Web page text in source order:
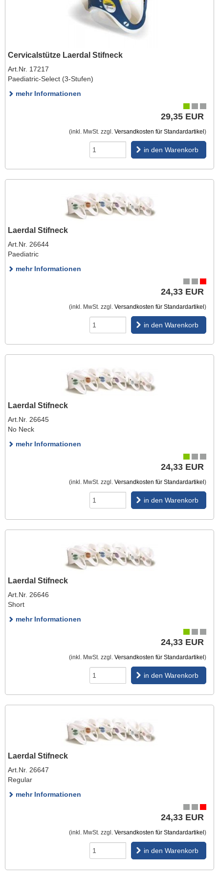
Cervicalstütze Laerdal Stifneck
Art.Nr. 17217
Paediatric-Select (3-Stufen)
mehr Informationen
29,35 EUR
(inkl. MwSt. zzgl. Versandkosten für Standardartikel )
in den Warenkorb
Laerdal Stifneck
Art.Nr. 26644
Paediatric
mehr Informationen
24,33 EUR
(inkl. MwSt. zzgl. Versandkosten für Standardartikel )
in den Warenkorb
Laerdal Stifneck
Art.Nr. 26645
No Neck
mehr Informationen
24,33 EUR
(inkl. MwSt. zzgl. Versandkosten für Standardartikel )
in den Warenkorb
Laerdal Stifneck
Art.Nr. 26646
Short
mehr Informationen
24,33 EUR
(inkl. MwSt. zzgl. Versandkosten für Standardartikel )
in den Warenkorb
Laerdal Stifneck
Art.Nr. 26647
Regular
mehr Informationen
24,33 EUR
(inkl. MwSt. zzgl. Versandkosten für Standardartikel )
in den Warenkorb